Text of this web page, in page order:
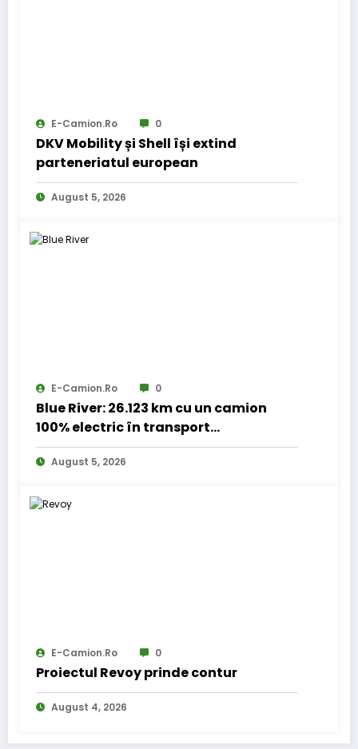
E-Camion.ro 0
DKV Mobility și Shell își extind
parteneriatul european
August 5, 2026
E-Camion.ro 0
Blue River: 26.123 km cu un camion
100% electric în transport
internațional
August 5, 2026
E-Camion.ro 0
Proiectul Revoy prinde contur
August 4, 2026